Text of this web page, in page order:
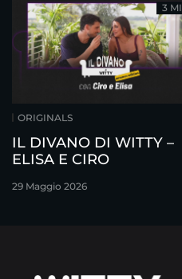
ORIGINALS
IL DIVANO DI WITTY –
ELISA E CIRO
29 Maggio 2026
3